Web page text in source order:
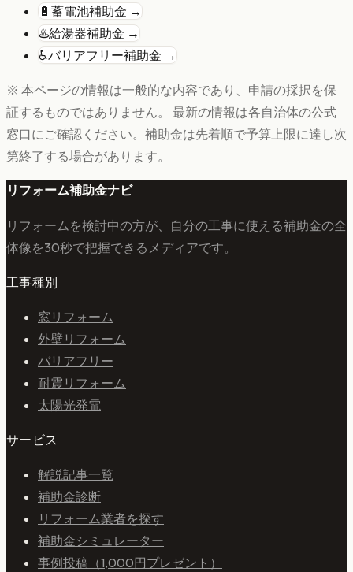
🔋 蓄電池補助金 →
♨️給湯器補助金 →
♿バリアフリー補助金 →
※ 本ページの情報は一般的な内容であり、申請の採択を保
証するものではありません。 最新の情報は各自治体の公式
窓口にご確認ください。補助金は先着順で予算上限に達し次
第終了する場合があります。
リフォーム補助金ナビ
リフォームを検討中の方が、自分の工事に使える補助金の全
体像を30秒で把握できるメディアです。
工事種別
窓リフォーム
外壁リフォーム
バリアフリー
耐震リフォーム
太陽光発電
サービス
解説記事一覧
補助金診断
リフォーム業者を探す
補助金シミュレーター
事例投稿（1,000円プレゼント）